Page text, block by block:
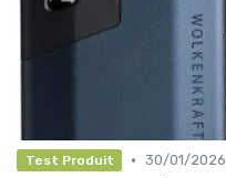
Test Produit • 30/01/2026